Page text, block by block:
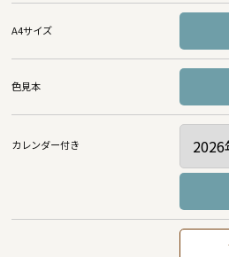
A4サイズ
色見本
カレンダー付き